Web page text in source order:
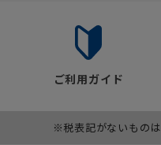
ご利用ガイド
※税表記がないもの